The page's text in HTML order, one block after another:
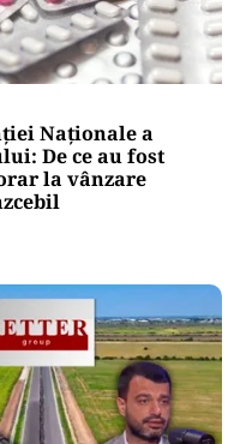
Naționale a
De ce au fost
la vânzare